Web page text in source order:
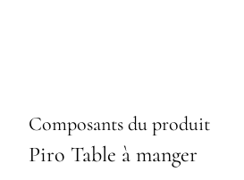
Composants du produit
Piro Table à manger